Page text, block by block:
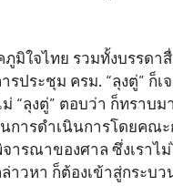
มิใจไทย รวมทั้งบรรดา
ประชุม ครม. “ลุงตู่” ก็เ
“ลุงตู่” ตอบว่า ก็ทราบ
ารดำเนินการโดยคณะ
ารณาของศาล ซึ่งเรา
วหา ก็ต้องเข้าสู่กระบ